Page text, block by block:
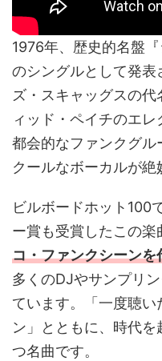
1976年、歴史的名盤
のシングルとして発
ズ・スキャッグスの
ィッド・ペイチのエ
都会的なファンクグル
クールなボーカルが絶
ビルボードホット100
ー賞も受賞したこの楽
コ・ファンクシーンを
多くのDJやサンプリ
ています。「一度聴い
ン」とともに、時代
つ名曲です。